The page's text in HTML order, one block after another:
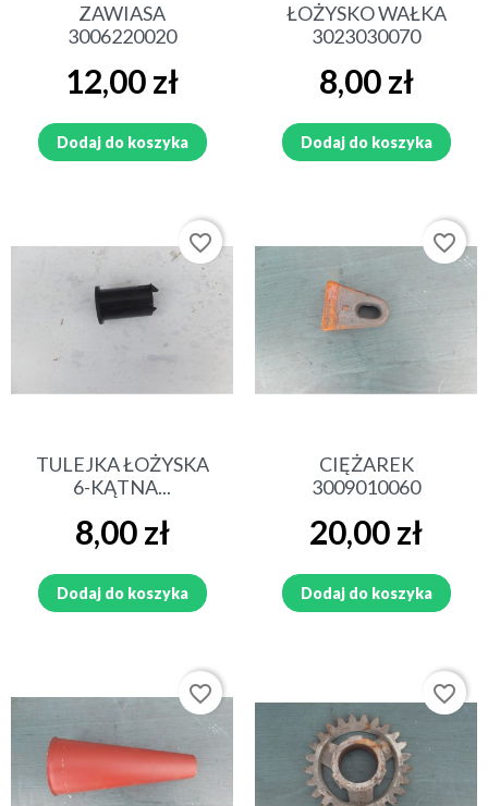
ZAWIASA
3006220020
Cena
12,00 zł
Dodaj do koszyka
ŁOŻYSKO WAŁKA
3023030070
Cena
8,00 zł
Dodaj do koszyka
TULEJKA ŁOŻYSKA
6-KĄTNA...
Cena
8,00 zł
Dodaj do koszyka
favorite_border
CIĘŻAREK
3009010060
Cena
20,00 zł
Dodaj do koszyka
favorite_border
favorite_border favorite_border